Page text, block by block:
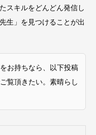
スキルをどんどん発信し
生」を見つけることが出
お持ちなら、以下投稿
覧頂きたい。素晴らし